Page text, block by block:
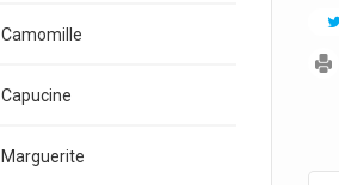
Camomille
Capucine
Marguerite